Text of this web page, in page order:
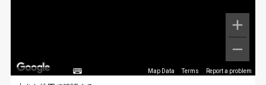
Map Data Terms Report a problem